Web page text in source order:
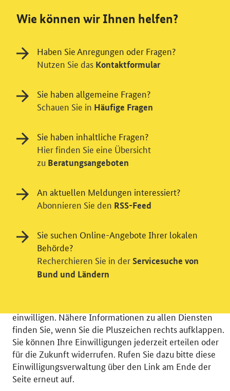
© 2026 Bundesministerium für Wirtschaft und Energie
RSS
Benutzerhinweise
Einwilligung in Tracking und / oder
Wir bitten Sie an dieser Stelle um Ihre Einwilligung für
verschiedene Zusatzdienste unserer Webseite: Wir
möchten die Nutzeraktivität mit Hilfe
datenschutzfreundlicher Statistiken verstehen, um
einwilligen. Nähere Informationen zu allen Diensten
finden Sie, wenn Sie die Pluszeichen rechts aufklappen.
Sie können Ihre Einwilligungen jederzeit erteilen oder
für die Zukunft widerrufen. Rufen Sie dazu bitte diese
Einwilligungsverwaltung über den Link am Ende der
Seite erneut auf.
Wie können wir Ihnen helfen?
Haben Sie Anregungen oder Fragen?
Nutzen Sie das Kontaktformular
Sie haben allgemeine Fragen?
Schauen Sie in Häufige Fragen
Sie haben inhaltliche Fragen?
Hier finden Sie eine Übersicht
zu Beratungsangeboten
An aktuellen Meldungen interessiert?
Abonnieren Sie den RSS-Feed
Sie suchen Online-Angebote Ihrer lokalen
Behörde?
Recherchieren Sie in der Servicesuche von
Bund und Ländern